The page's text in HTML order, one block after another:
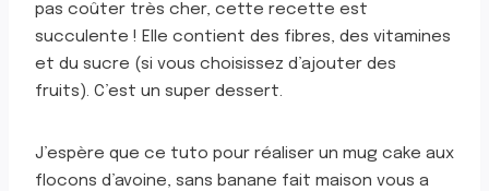
pas coûter très cher, cette recette est
succulente ! Elle contient des fibres, des vitamines
et du sucre (si vous choisissez d’ajouter des
fruits). C’est un super dessert.
J’espère que ce tuto pour réaliser un mug cake aux
flocons d’avoine, sans banane fait maison vous a